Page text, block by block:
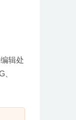
辑处